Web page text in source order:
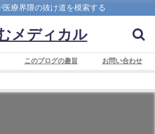
医療界隈の抜け道を模索する
メディカル
このブログの趣旨 お問い合わせ